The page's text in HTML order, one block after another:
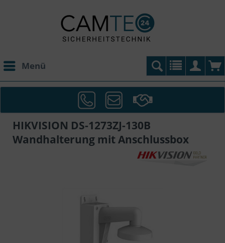
Menü
HIKVISION DS-1273ZJ-130B
Wandhalterung mit Anschlussbox